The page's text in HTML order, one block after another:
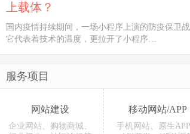
上载体？
国内疫情持续期间，一场小程序上演的防疫保卫
它代表着技术的温度，更拉开了小程序…
服务项目
网站建设
企业网站、购物商城、
移动网站/APP
手机网站、原生